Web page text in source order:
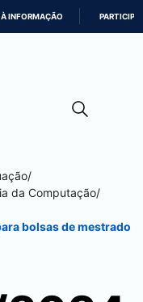
À INFORMAÇÃO PARTICIPE
/
da Computação/
bolsas de mestrado